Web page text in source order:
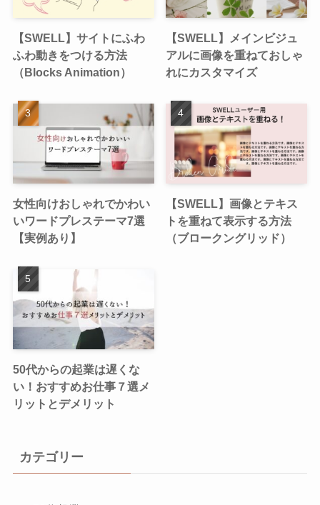
【SWELL】サイトにふわ
ふわ動きをつける方法
（Blocks Animation）
【SWELL】メインビジュ
アルに画像を重ねておしゃ
れにカスタマイズ
女性向けおしゃれでかわい
いワードプレステーマ7選
【実例あり】
【SWELL】画像とテキス
トを重ねて表示する方法
（ブロークングリッド）
50代からの起業は遅くな
い！おすすめお仕事７選メ
リットとデメリット
カテゴリー